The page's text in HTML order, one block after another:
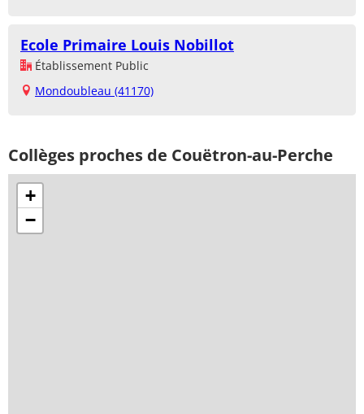
Ecole Primaire Louis Nobillot
Établissement Public
Mondoubleau (41170)
Collèges proches de Couëtron-au-Perche
+
−